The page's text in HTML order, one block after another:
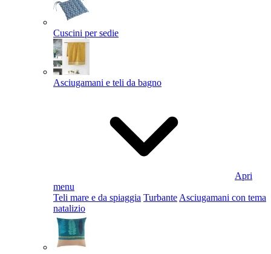
Cuscini per sedie
Asciugamani e teli da bagno
Apri
menu
Teli mare e da spiaggia Turbante Asciugamani con tema
natalizio